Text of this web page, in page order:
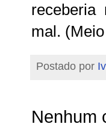
receberia
mal.
Postado por
Nenhum